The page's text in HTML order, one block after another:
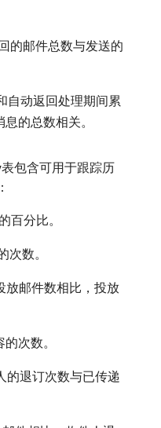
的邮件总数与发送的
自动返回处理期间累
的总数相关。
​表包含可用于跟踪历
百分比。
次数。
放邮件数相比，投放
次数。
的退订次数与已传递